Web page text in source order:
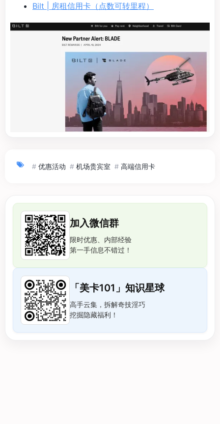
Bilt | 房租信用卡（点数可转里程）
# 优惠活动 # 机场贵宾室 # 高端信用卡
加入微信群
限时优惠、内部经验
第一手信息不错过！
「美卡101」知识星球
高手云集，拆解奇技淫巧
挖掘隐藏福利！